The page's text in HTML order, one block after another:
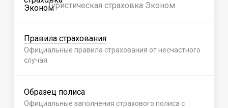
Туристическая страховка Эконом
Правила страхования
Официальные правила страхования от несчастного
случая.
Образец полиса
Официальные заполнения страхового полиса с